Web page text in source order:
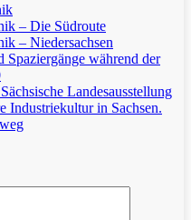
– Die Südroute
– Niedersachsen
Spaziergänge während der
Landesausstellung
Industriekultur in Sachsen.